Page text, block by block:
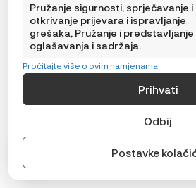
Pružanje sigurnosti, sprječavanje i
otkrivanje prijevara i ispravljanje
grešaka, Pružanje i predstavljanje
oglašavanja i sadržaja.
Pročitajte više o ovim namjenama
Prihvati
Odbij
Postavke
b.box Maxi set za školarce
52,98€
BILA
JE:
52,98 €.
44,99